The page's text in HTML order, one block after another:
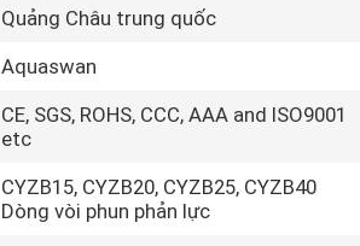
Quảng Châu trung quốc
Aquaswan
CE, SGS, ROHS, CCC, AAA and ISO9001
etc
CYZB15, CYZB20, CYZB25, CYZB40
Dòng vòi phun phản lực